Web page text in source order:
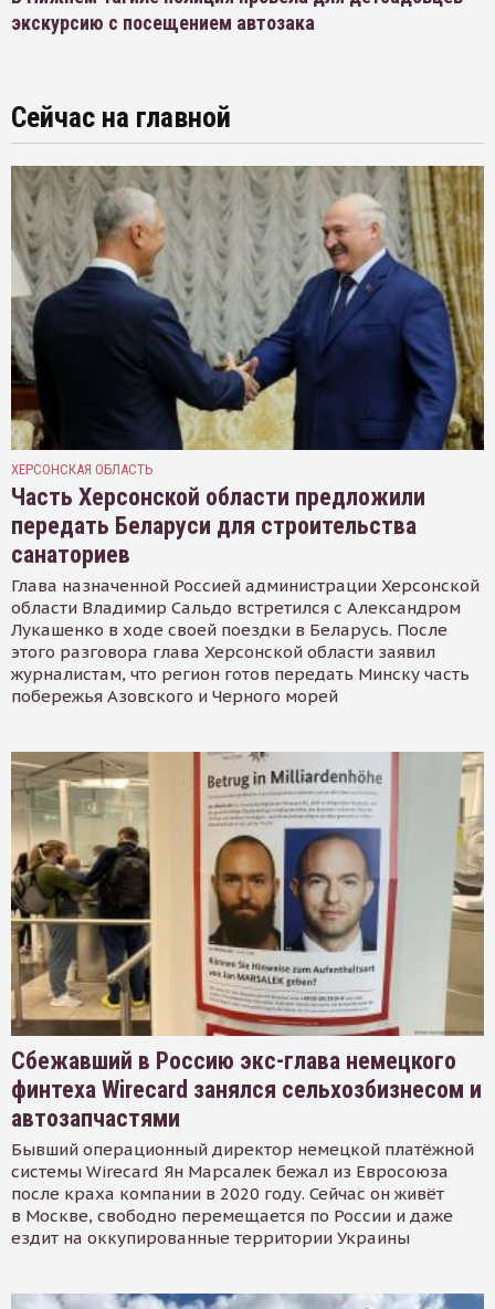
экскурсию с посещением автозака
Сейчас на главной
ХЕРСОНСКАЯ ОБЛАСТЬ
Часть Херсонской области предложили
передать Беларуси для строительства
санаториев
Глава назначенной Россией администрации Херсонской
области Владимир Сальдо встретился с Александром
Лукашенко в ходе своей поездки в Беларусь. После
этого разговора глава Херсонской области заявил
журналистам, что регион готов передать Минску часть
побережья Азовского и Черного морей
Сбежавший в Россию экс-глава немецкого
финтеха Wirecard занялся сельхозбизнесом и
автозапчастями
Бывший операционный директор немецкой платёжной
системы Wirecard Ян Марсалек бежал из Евросоюза
после краха компании в 2020 году. Сейчас он живёт
в Москве, свободно перемещается по России и даже
ездит на оккупированные территории Украины